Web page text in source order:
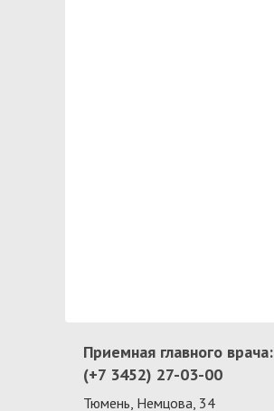
Приемная главного врача:
(+7 3452) 27-03-00
Тюмень, Немцова, 34